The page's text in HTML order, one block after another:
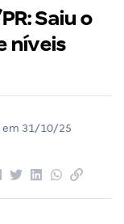
Saiu o
níveis
em 31/10/25